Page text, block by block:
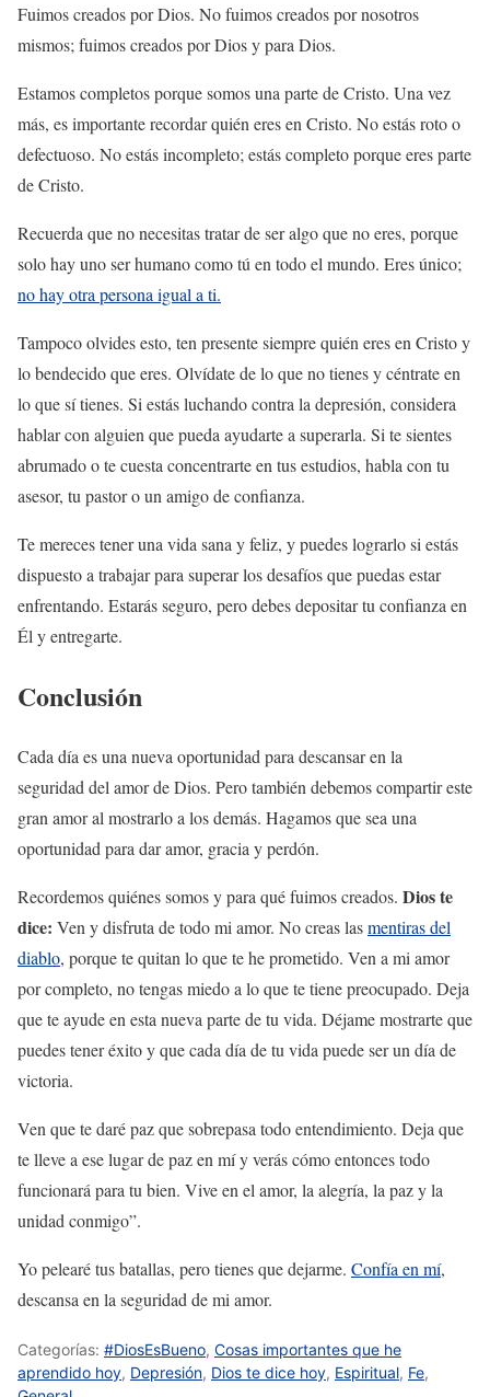
Fuimos creados por Dios. No fuimos creados por nosotros
mismos; fuimos creados por Dios y para Dios.
Estamos completos porque somos una parte de Cristo. Una vez
más, es importante recordar quién eres en Cristo. No estás roto o
defectuoso. No estás incompleto; estás completo porque eres parte
de Cristo.
Recuerda que no necesitas tratar de ser algo que no eres, porque
solo hay uno ser humano como tú en todo el mundo. Eres único;
no hay otra persona igual a ti.
Tampoco olvides esto, ten presente siempre quién eres en Cristo y
lo bendecido que eres. Olvídate de lo que no tienes y céntrate en
lo que sí tienes. Si estás luchando contra la depresión, considera
hablar con alguien que pueda ayudarte a superarla. Si te sientes
abrumado o te cuesta concentrarte en tus estudios, habla con tu
asesor, tu pastor o un amigo de confianza.
Te mereces tener una vida sana y feliz, y puedes lograrlo si estás
dispuesto a trabajar para superar los desafíos que puedas estar
enfrentando. Estarás seguro, pero debes depositar tu confianza en
Él y entregarte.
Conclusión
Cada día es una nueva oportunidad para descansar en la
seguridad del amor de Dios. Pero también debemos compartir este
gran amor al mostrarlo a los demás. Hagamos que sea una
oportunidad para dar amor, gracia y perdón.
Recordemos quiénes somos y para qué fuimos creados. Dios te
dice: Ven y disfruta de todo mi amor. No creas lasmentiras del
diablo, porque te quitan lo que te he prometido. Ven a mi amor
por completo, no tengas miedo a lo que te tiene preocupado. Deja
que te ayude en esta nueva parte de tu vida. Déjame mostrarte que
puedes tener éxito y que cada día de tu vida puede ser un día de
victoria.
Ven que te daré paz que sobrepasa todo entendimiento. Deja que
te lleve a ese lugar de paz en mí y verás cómo entonces todo
funcionará para tu bien. Vive en el amor, la alegría, la paz y la
unidad conmigo”.
Yo pelearé tus batallas, pero tienes que dejarme. Confía en mí,
descansa en la seguridad de mi amor.
Categorías: #DiosEsBueno, Cosas importantes que he
aprendido hoy, Depresión, Dios te dice hoy, Espiritual, Fe,